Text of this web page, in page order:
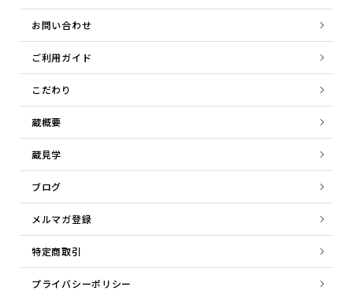
お問い合わせ
ご利用ガイド
こだわり
蔵概要
蔵見学
ブログ
メルマガ登録
特定商取引
プライバシーポリシー